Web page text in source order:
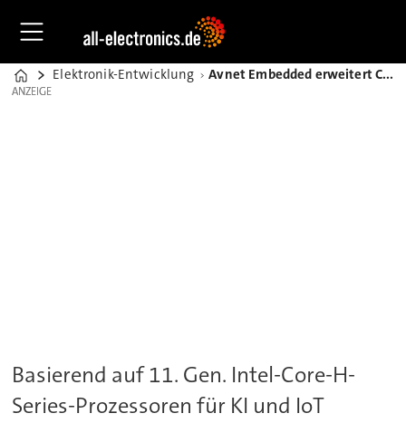
Home
Elektronik-Entwicklung Avnet Embedded erweitert COM-Express-Modulfamilie
ANZEIGE
ANZEIGE
Basierend auf 11. Gen. Intel-Core-H-
Series-Prozessoren für KI und IoT